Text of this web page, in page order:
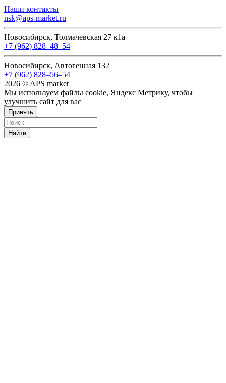
Наши контакты
nsk@aps-market.ru
Новосибирск, Толмачевская 27 к1а
+7 (962) 828‒48‒54
Новосибирск, Автогенная 132
+7 (962) 828‒56‒54
2026 © APS market
Мы используем файлы cookie, Яндекс Метрику, чтобы
улучшить сайт для вас
Принять
Найти